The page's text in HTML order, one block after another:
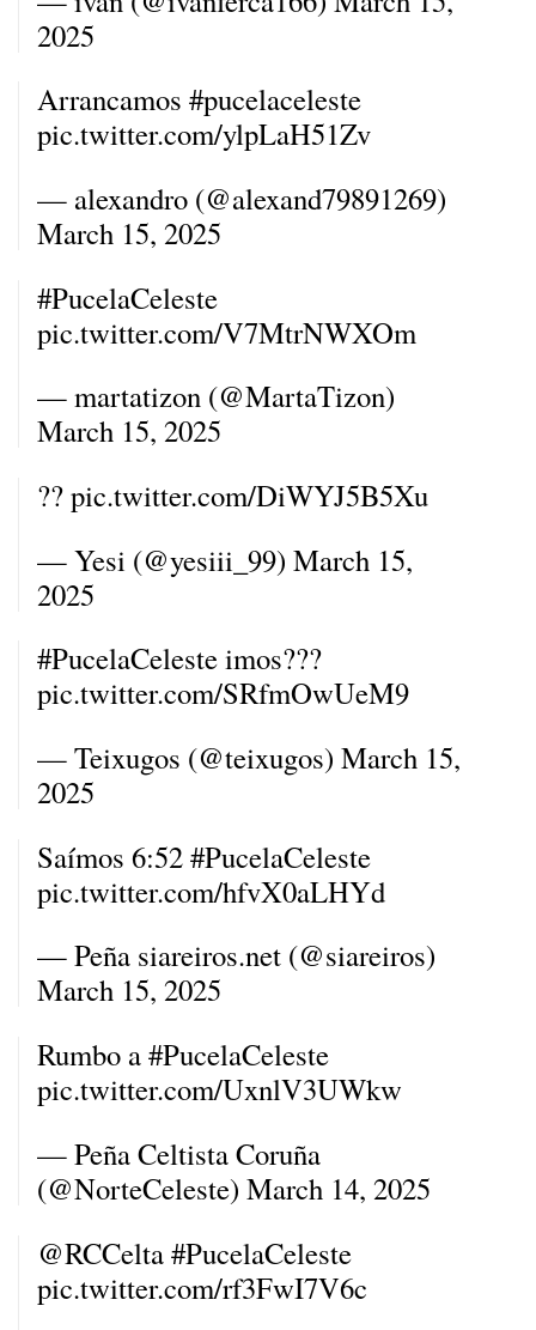
2025
Arrancamos #pucelaceleste
pic.twitter.com/ylpLaH51Zv
— alexandro (@alexand79891269)
March 15, 2025
#PucelaCeleste
pic.twitter.com/V7MtrNWXOm
— martatizon (@MartaTizon)
March 15, 2025
??pic.twitter.com/DiWYJ5B5Xu
— Yesi (@yesiii_99) March 15,
2025
#PucelaCelesteimos???
pic.twitter.com/SRfmOwUeM9
— Teixugos (@teixugos) March 15,
2025
Saímos 6:52#PucelaCeleste
pic.twitter.com/hfvX0aLHYd
— Peña siareiros.net (@siareiros)
March 15, 2025
Rumbo a#PucelaCeleste
pic.twitter.com/UxnlV3UWkw
— Peña Celtista Coruña
(@NorteCeleste) March 14, 2025
@RCCelta#PucelaCeleste
pic.twitter.com/rf3FwI7V6c